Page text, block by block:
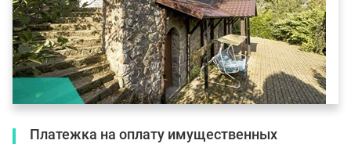
Платежка на оплату имущественных